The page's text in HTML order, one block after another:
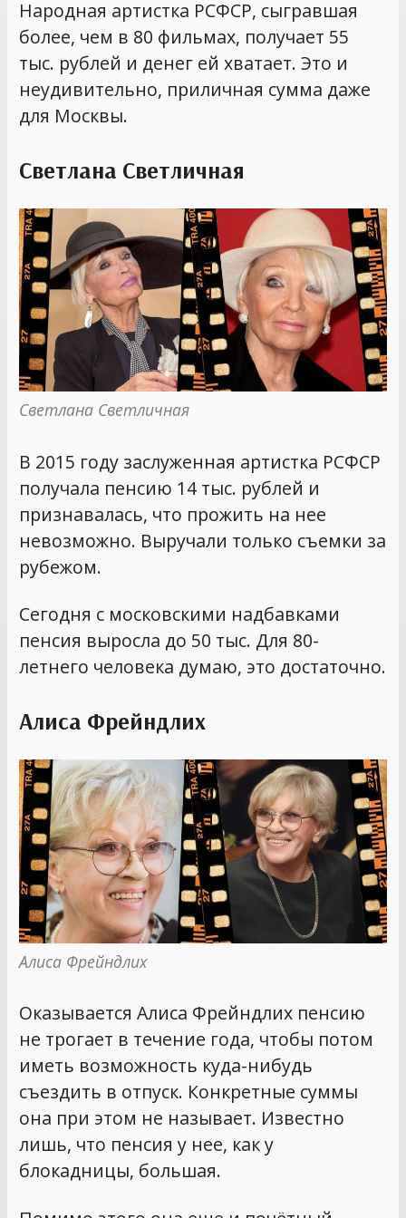
Народная артистка РСФСР, сыгравшая
более, чем в 80 фильмах, получает 55
тыс. рублей и денег ей хватает. Это и
неудивительно, приличная сумма даже
для Москвы.
Светлана Светличная
Светлана Светличная
В 2015 году заслуженная артистка РСФСР
получала пенсию 14 тыс. рублей и
признавалась, что прожить на нее
невозможно. Выручали только съемки за
рубежом.
Сегодня с московскими надбавками
пенсия выросла до 50 тыс. Для 80-
летнего человека думаю, это достаточно.
Алиса Фрейндлих
Алиса Фрейндлих
Оказывается Алиса Фрейндлих пенсию
не трогает в течение года, чтобы потом
иметь возможность куда-нибудь
съездить в отпуск. Конкретные суммы
она при этом не называет. Известно
лишь, что пенсия у нее, как у
блокадницы, большая.